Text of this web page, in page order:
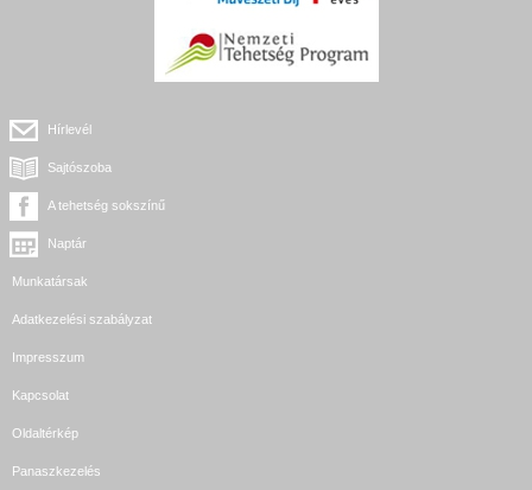
Hírlevél
Sajtószoba
A tehetség sokszínű
Naptár
Munkatársak
Adatkezelési szabályzat
Impresszum
Kapcsolat
Oldaltérkép
Panaszkezelés